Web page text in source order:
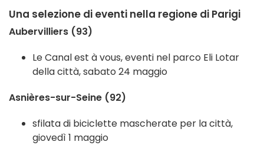
Una selezione di eventi nella regione di Parigi
Aubervilliers (93)
Le Canal est à vous, eventi nel parco Eli Lotar
della città, sabato 24 maggio
Asnières-sur-Seine (92)
sfilata di biciclette mascherate per la città,
giovedì 1 maggio